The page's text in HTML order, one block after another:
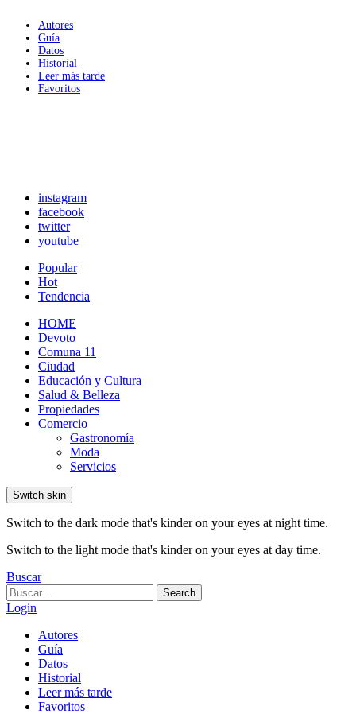
Autores
Guía
Datos
Historial
Leer más tarde
Favoritos
instagram
facebook
twitter
youtube
Popular
Hot
Tendencia
HOME
Devoto
Comuna 11
Ciudad
Educación y Cultura
Salud & Belleza
Propiedades
Comercio
Gastronomía
Moda
Servicios
Switch skin
Switch to the dark mode that's kinder on your eyes at night time.
Switch to the light mode that's kinder on your eyes at day time.
Buscar
Search
for:
Search
Login
Autores
Guía
Datos
Historial
Leer más tarde
Favoritos